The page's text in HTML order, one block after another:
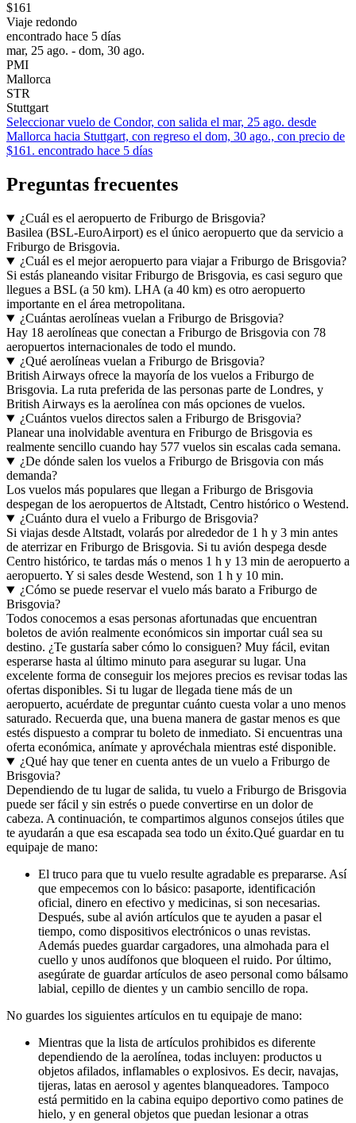
$161
Viaje redondo
encontrado hace 5 días
mar, 25 ago. - dom, 30 ago.
PMI
Mallorca
STR
Stuttgart
Seleccionar vuelo de Condor, con salida el mar, 25 ago. desde
Mallorca hacia Stuttgart, con regreso el dom, 30 ago., con precio de
$161. encontrado hace 5 días
Preguntas frecuentes
¿Cuál es el aeropuerto de Friburgo de Brisgovia?
Basilea (BSL-EuroAirport) es el único aeropuerto que da servicio a
Friburgo de Brisgovia.
¿Cuál es el mejor aeropuerto para viajar a Friburgo de Brisgovia?
Si estás planeando visitar Friburgo de Brisgovia, es casi seguro que
llegues a BSL (a 50 km). LHA (a 40 km) es otro aeropuerto
importante en el área metropolitana.
¿Cuántas aerolíneas vuelan a Friburgo de Brisgovia?
Hay 18 aerolíneas que conectan a Friburgo de Brisgovia con 78
aeropuertos internacionales de todo el mundo.
¿Qué aerolíneas vuelan a Friburgo de Brisgovia?
British Airways ofrece la mayoría de los vuelos a Friburgo de
Brisgovia. La ruta preferida de las personas parte de Londres, y
British Airways es la aerolínea con más opciones de vuelos.
¿Cuántos vuelos directos salen a Friburgo de Brisgovia?
Planear una inolvidable aventura en Friburgo de Brisgovia es
realmente sencillo cuando hay 577 vuelos sin escalas cada semana.
¿De dónde salen los vuelos a Friburgo de Brisgovia con más
demanda?
Los vuelos más populares que llegan a Friburgo de Brisgovia
despegan de los aeropuertos de Altstadt, Centro histórico o Westend.
¿Cuánto dura el vuelo a Friburgo de Brisgovia?
Si viajas desde Altstadt, volarás por alrededor de 1 h y 3 min antes
de aterrizar en Friburgo de Brisgovia. Si tu avión despega desde
Centro histórico, te tardas más o menos 1 h y 13 min de aeropuerto a
aeropuerto. Y si sales desde Westend, son 1 h y 10 min.
¿Cómo se puede reservar el vuelo más barato a Friburgo de
Brisgovia?
Todos conocemos a esas personas afortunadas que encuentran
boletos de avión realmente económicos sin importar cuál sea su
destino. ¿Te gustaría saber cómo lo consiguen? Muy fácil, evitan
esperarse hasta al último minuto para asegurar su lugar. Una
excelente forma de conseguir los mejores precios es revisar todas las
ofertas disponibles. Si tu lugar de llegada tiene más de un
aeropuerto, acuérdate de preguntar cuánto cuesta volar a uno menos
saturado. Recuerda que, una buena manera de gastar menos es que
estés dispuesto a comprar tu boleto de inmediato. Si encuentras una
oferta económica, anímate y aprovéchala mientras esté disponible.
¿Qué hay que tener en cuenta antes de un vuelo a Friburgo de
Brisgovia?
Dependiendo de tu lugar de salida, tu vuelo a Friburgo de Brisgovia
puede ser fácil y sin estrés o puede convertirse en un dolor de
cabeza. A continuación, te compartimos algunos consejos útiles que
te ayudarán a que esa escapada sea todo un éxito.Qué guardar en tu
equipaje de mano:
El truco para que tu vuelo resulte agradable es prepararse. Así
que empecemos con lo básico: pasaporte, identificación
oficial, dinero en efectivo y medicinas, si son necesarias.
Después, sube al avión artículos que te ayuden a pasar el
tiempo, como dispositivos electrónicos o unas revistas.
Además puedes guardar cargadores, una almohada para el
cuello y unos audífonos que bloqueen el ruido. Por último,
asegúrate de guardar artículos de aseo personal como bálsamo
labial, cepillo de dientes y un cambio sencillo de ropa.
No guardes los siguientes artículos en tu equipaje de mano:
Mientras que la lista de artículos prohibidos es diferente
dependiendo de la aerolínea, todas incluyen: productos u
objetos afilados, inflamables o explosivos. Es decir, navajas,
tijeras, latas en aerosol y agentes blanqueadores. Tampoco
está permitido en la cabina equipo deportivo como patines de
hielo, y en general objetos que puedan lesionar a otras